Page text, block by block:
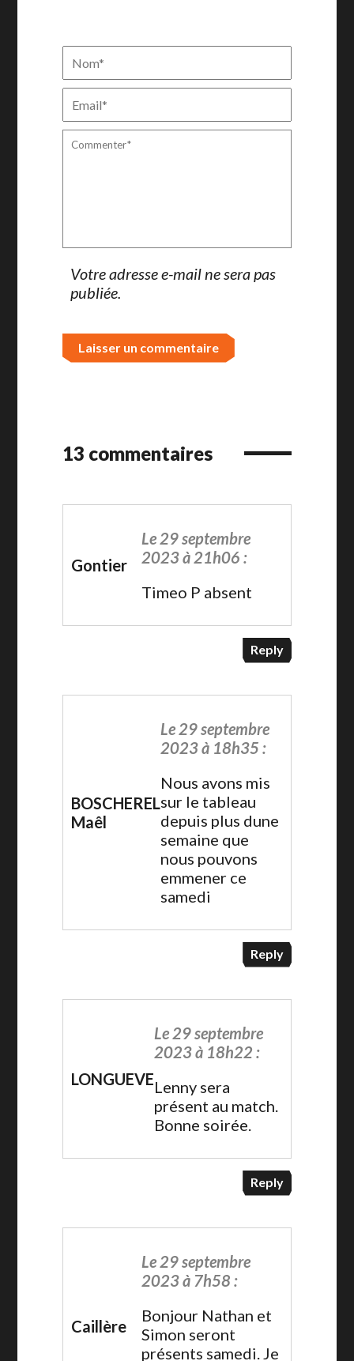
Votre adresse e-mail ne sera pas
publiée.
13 commentaires
Gontier
Le 29 septembre
2023 à 21h06 :
Timeo P absent
Reply
BOSCHEREL
Maêl
Le 29 septembre
2023 à 18h35 :
Nous avons mis
sur le tableau
depuis plus dune
semaine que
nous pouvons
emmener ce
samedi
Reply
LONGUEVE
Le 29 septembre
2023 à 18h22 :
Lenny sera
présent au match.
Bonne soirée.
Reply
Caillère
Le 29 septembre
2023 à 7h58 :
Bonjour Nathan et
Simon seront
présents samedi. Je